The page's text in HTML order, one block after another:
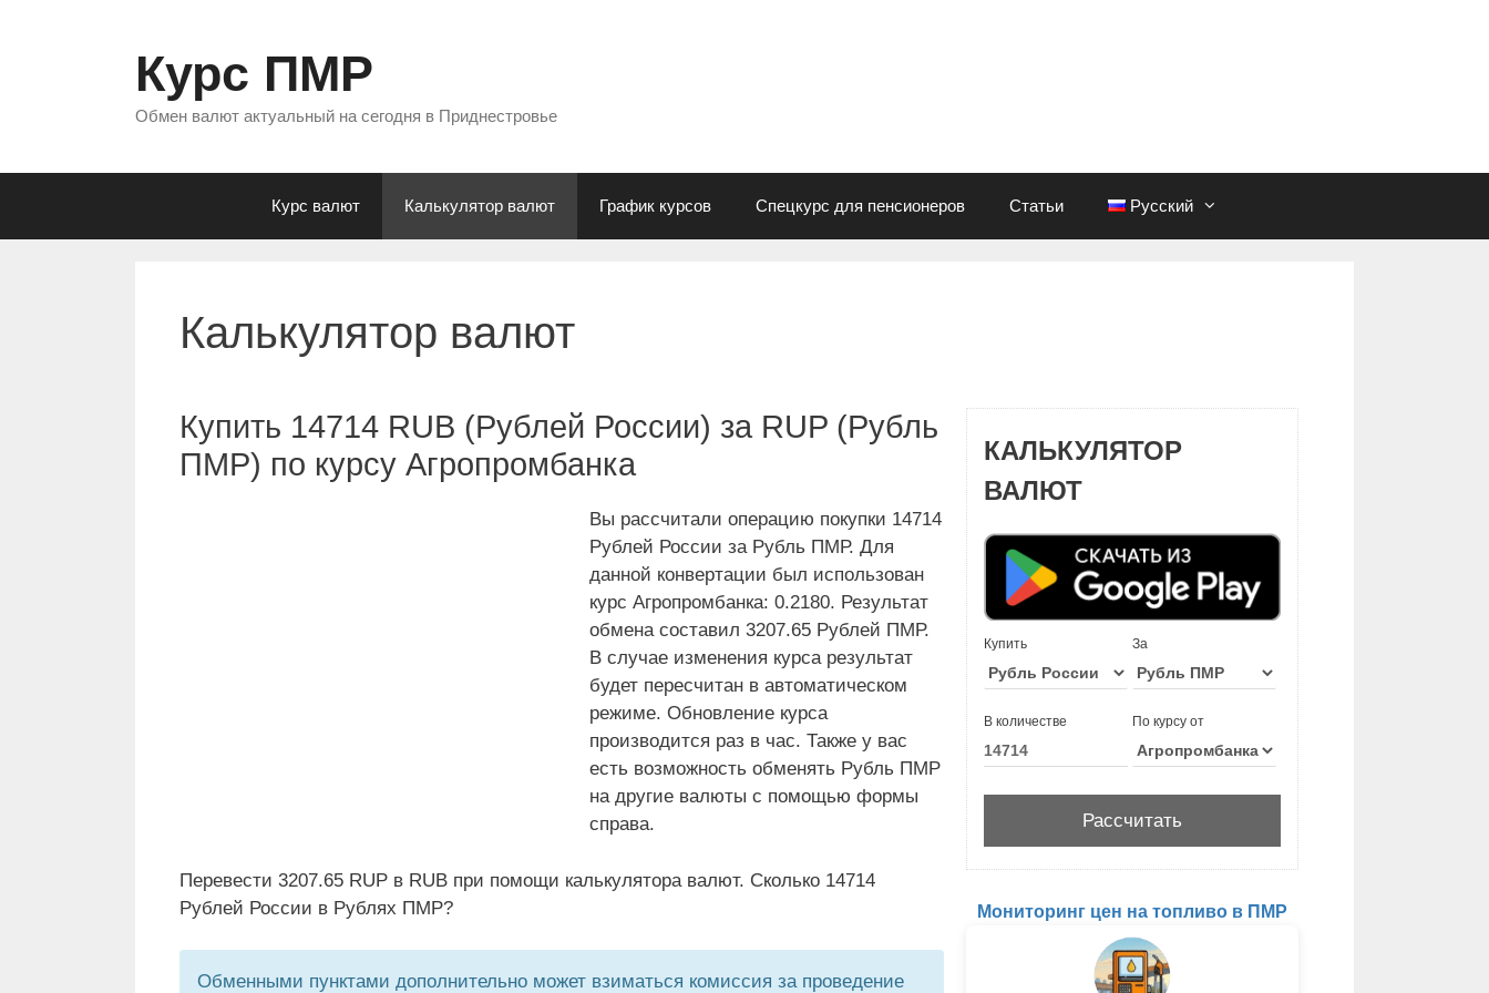
Курс ПМР
Обмен валют актуальный на сегодня в Приднестровье
Курс валют Калькулятор валют График курсов Спецкурс для пенсионеров Статьи Русский
Калькулятор валют
Купить 14714 RUB (Рублей России) за RUP (Рубль
ПМР) по курсу Агропромбанка
Вы рассчитали операцию покупки 14714
Рублей России за Рубль ПМР. Для
данной конвертации был использован
курс Агропромбанка: 0.2180. Результат
обмена составил 3207.65 Рублей ПМР.
В случае изменения курса результат
будет пересчитан в автоматическом
режиме. Обновление курса
производится раз в час. Также у вас
есть возможность обменять Рубль ПМР
на другие валюты с помощью формы
справа.
Перевести 3207.65 RUP в RUB при помощи калькулятора валют. Сколько 14714
Рублей России в Рублях ПМР?
Обменными пунктами дополнительно может взиматься комиссия за проведение
КАЛЬКУЛЯТОР
ВАЛЮТ
Купить За
В количестве По курсу от
Мониторинг цен на топливо в ПМР